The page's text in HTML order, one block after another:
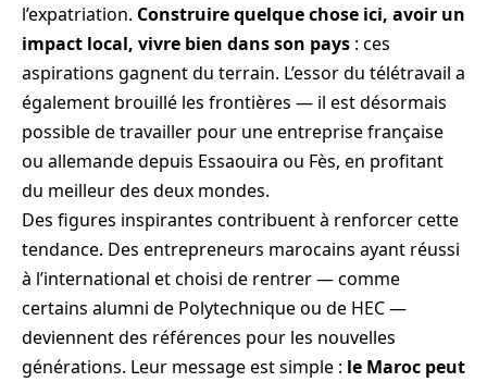
l’expatriation. Construire quelque chose ici, avoir un
impact local, vivre bien dans son pays : ces
aspirations gagnent du terrain. L’essor du télétravail a
également brouillé les frontières — il est désormais
possible de travailler pour une entreprise française
ou allemande depuis Essaouira ou Fès, en profitant
du meilleur des deux mondes.
Des figures inspirantes contribuent à renforcer cette
tendance. Des entrepreneurs marocains ayant réussi
à l’international et choisi de rentrer — comme
certains alumni de Polytechnique ou de HEC —
deviennent des références pour les nouvelles
générations. Leur message est simple : le Maroc peut